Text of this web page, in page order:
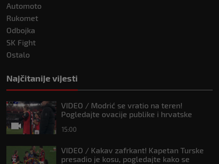
Automoto
Rukomet
Odbojka
SK Fight
Ostalo
Najčitanije vijesti
VIDEO / Modrić se vratio na teren!
Pogledajte ovacije publike i hrvatske
15:00
VIDEO / Kakav zafrkant! Kapetan Turske
presadio je kosu, pogledajte kako se